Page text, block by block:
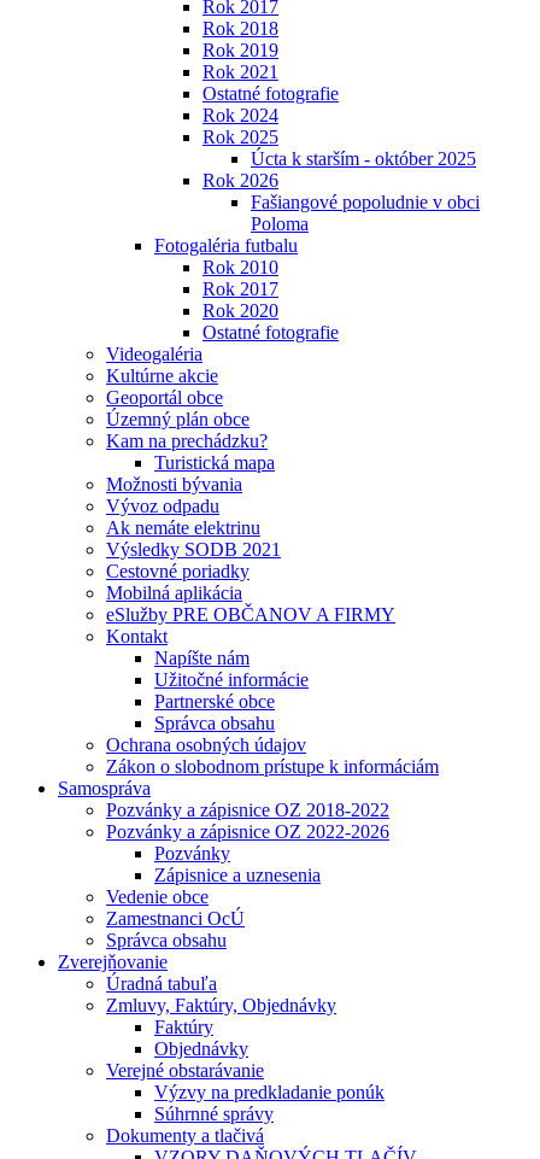
Rok 2017
Rok 2018
Rok 2019
Rok 2021
Ostatné fotografie
Rok 2024
Rok 2025
Úcta k starším - október 2025
Rok 2026
Fašiangové popoludnie v obci
Poloma
Fotogaléria futbalu
Rok 2010
Rok 2017
Rok 2020
Ostatné fotografie
Videogaléria
Kultúrne akcie
Geoportál obce
Územný plán obce
Kam na prechádzku?
Turistická mapa
Možnosti bývania
Vývoz odpadu
Ak nemáte elektrinu
Výsledky SODB 2021
Cestovné poriadky
Mobilná aplikácia
eSlužby PRE OBČANOV A FIRMY
Kontakt
Napíšte nám
Užitočné informácie
Partnerské obce
Správca obsahu
Ochrana osobných údajov
Zákon o slobodnom prístupe k informáciám
Samospráva
Pozvánky a zápisnice OZ 2018-2022
Pozvánky a zápisnice OZ 2022-2026
Pozvánky
Zápisnice a uznesenia
Vedenie obce
Zamestnanci OcÚ
Správca obsahu
Zverejňovanie
Úradná tabuľa
Zmluvy, Faktúry, Objednávky
Faktúry
Objednávky
Verejné obstarávanie
Výzvy na predkladanie ponúk
Súhrnné správy
Dokumenty a tlačivá